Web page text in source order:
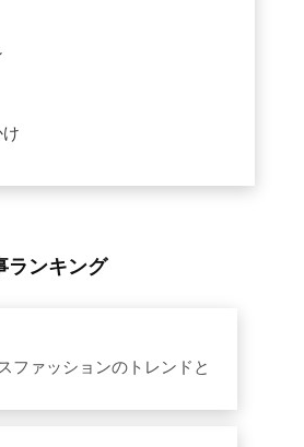
ランキング
ファッションのトレンドと